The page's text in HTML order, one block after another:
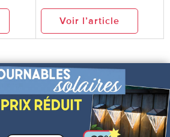
Voir l’article